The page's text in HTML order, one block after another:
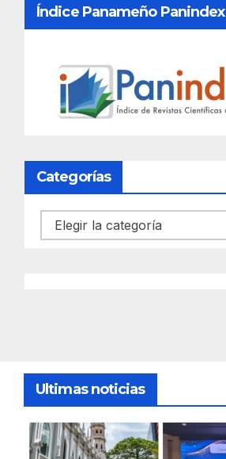
Índice Panameño Panindex
Categorías
Categorías
Ultimas noticias